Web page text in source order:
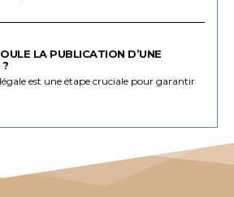
LA PUBLICATION D’UNE
?
est une étape cruciale pour garantir